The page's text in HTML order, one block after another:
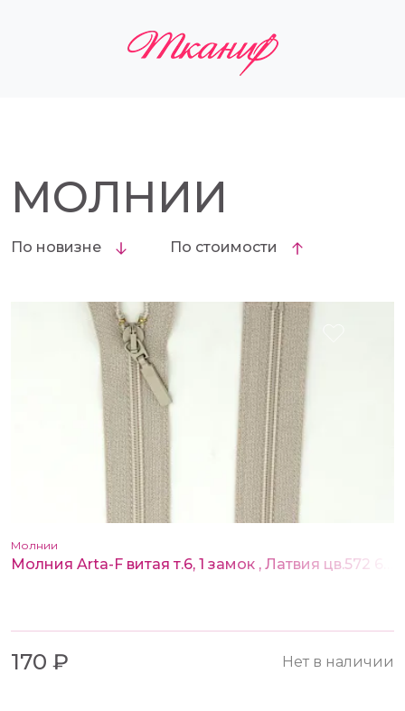
МОЛНИИ
По новизне По стоимости
Молнии
170 ₽ Нет в наличии